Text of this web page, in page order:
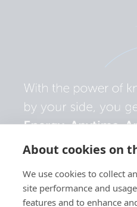
About cookies on
We use cookies to collect
site performance and
features and to enhance